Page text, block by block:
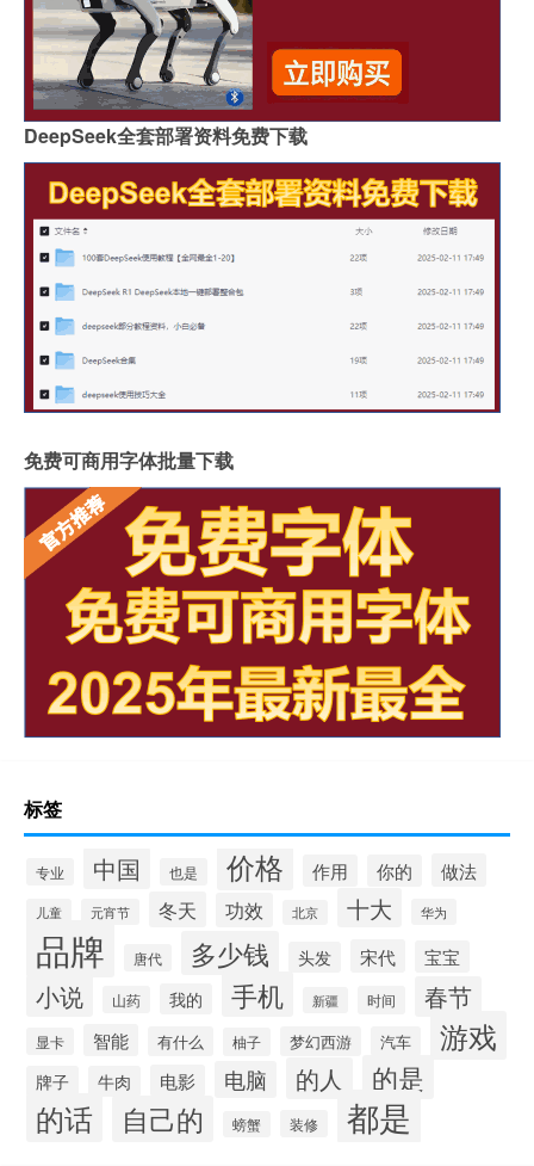
DeepSeek全套部署资料免费下载
免费可商用字体批量下载
标签
专业 中国 也是 价格 作用 你的 做法
儿童 元宵节 冬天 功效 北京 十大 华为
品牌 唐代 多少钱 头发 宋代 宝宝
小说 山药 我的 手机 新疆 时间 春节
显卡 智能 有什么 柚子 梦幻西游 汽车 游戏
牌子 牛肉 电影 电脑 的人 的是
的话 自己的 螃蟹 装修 都是